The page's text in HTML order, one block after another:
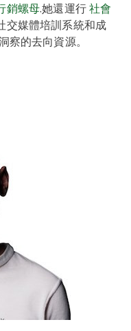
銷螺母.她還運行社會
交媒體培訓系統和成
察的去向資源。